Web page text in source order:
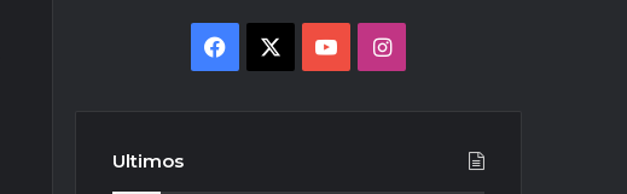
Facebook YouTubeInstagram
Ultimos